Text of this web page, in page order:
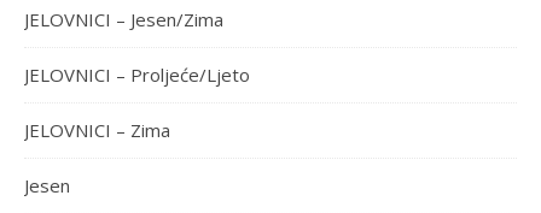
JELOVNICI – Jesen/Zima
JELOVNICI – Proljeće/Ljeto
JELOVNICI – Zima
Jesen